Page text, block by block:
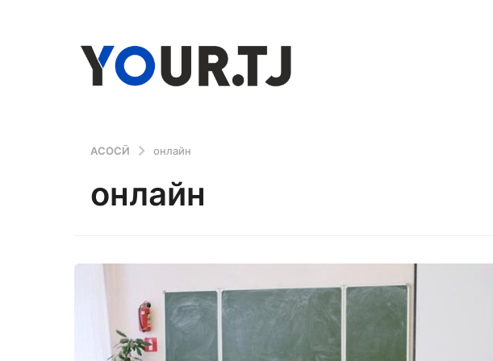
АСОСӢ онлайн
онлайн